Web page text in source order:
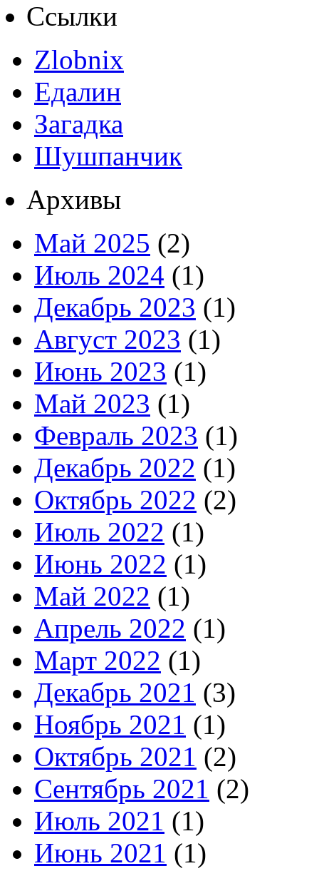
Ссылки
Zlobnix
Едалин
Загадка
Шушпанчик
Архивы
Май 2025 (2)
Июль 2024 (1)
Декабрь 2023 (1)
Август 2023 (1)
Июнь 2023 (1)
Май 2023 (1)
Февраль 2023 (1)
Декабрь 2022 (1)
Октябрь 2022 (2)
Июль 2022 (1)
Июнь 2022 (1)
Май 2022 (1)
Апрель 2022 (1)
Март 2022 (1)
Декабрь 2021 (3)
Ноябрь 2021 (1)
Октябрь 2021 (2)
Сентябрь 2021 (2)
Июль 2021 (1)
Июнь 2021 (1)